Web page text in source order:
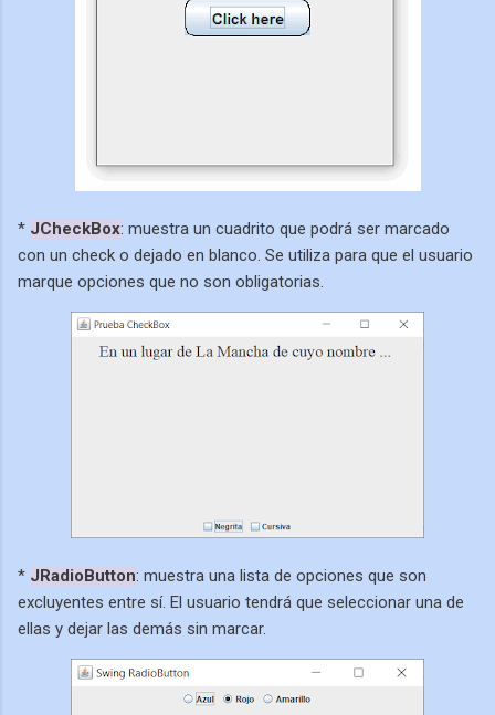
* JCheckBox: muestra un cuadrito que podrá ser marcado
con un check o dejado en blanco. Se utiliza para que el usuario
marque opciones que no son obligatorias.
* JRadioButton: muestra una lista de opciones que son
excluyentes entre sí. El usuario tendrá que seleccionar una de
ellas y dejar las demás sin marcar.